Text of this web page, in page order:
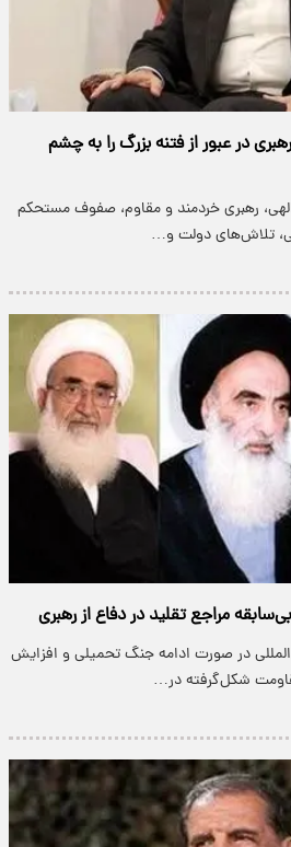
در عبور از فتنه بزرگ را به چشم
رهبری خردمند و مقاوم، صفوف مستحکم
تلاش‌های دولت و…
مراجع تقلید در دفاع از رهبری
در صورت ادامه جنگ تحمیلی و افزایش
شکل‌گرفته در…